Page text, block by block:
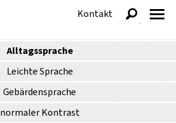
Alltagssprache
Leichte Sprache
Gebärdensprache
normalerKontrast
Kontakt
anzeigen